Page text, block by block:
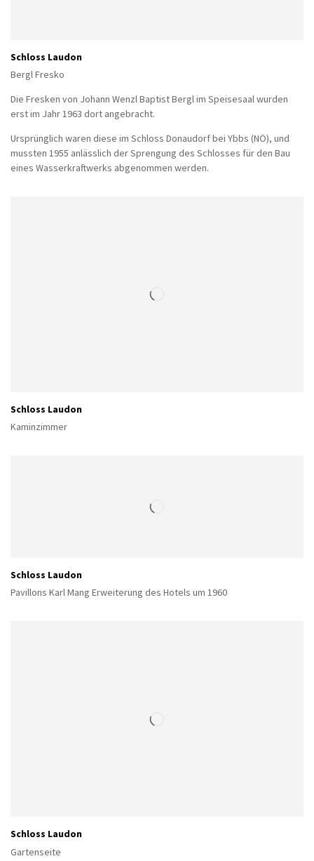
Schloss Laudon
Bergl Fresko
Die Fresken von Johann Wenzl Baptist Bergl im Speisesaal wurden
erst im Jahr 1963 dort angebracht.
Ursprünglich waren diese im Schloss Donaudorf bei Ybbs (NÖ), und
mussten 1955 anlässlich der Sprengung des Schlosses für den Bau
eines Wasserkraftwerks abgenommen werden.
Schloss Laudon
Kaminzimmer
Schloss Laudon
Pavillons Karl Mang Erweiterung des Hotels um 1960
Schloss Laudon
Gartenseite